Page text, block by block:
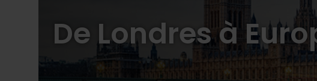
De Londres à